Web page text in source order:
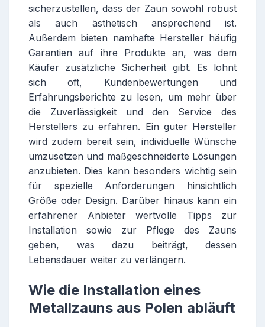
sicherzustellen, dass der Zaun sowohl robust
als auch ästhetisch ansprechend ist.
Außerdem bieten namhafte Hersteller häufig
Garantien auf ihre Produkte an, was dem
Käufer zusätzliche Sicherheit gibt. Es lohnt
sich oft, Kundenbewertungen und
Erfahrungsberichte zu lesen, um mehr über
die Zuverlässigkeit und den Service des
Herstellers zu erfahren. Ein guter Hersteller
wird zudem bereit sein, individuelle Wünsche
umzusetzen und maßgeschneiderte Lösungen
anzubieten. Dies kann besonders wichtig sein
für spezielle Anforderungen hinsichtlich
Größe oder Design. Darüber hinaus kann ein
erfahrener Anbieter wertvolle Tipps zur
Installation sowie zur Pflege des Zauns
geben, was dazu beiträgt, dessen
Lebensdauer weiter zu verlängern.
Wie die Installation eines
Metallzauns aus Polen abläuft